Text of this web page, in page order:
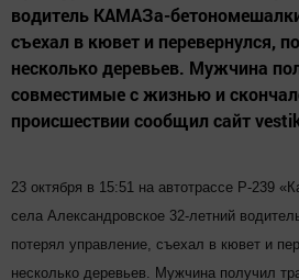
водитель КАМАЗа-
съехал в кювет и перевернулся,
несколько деревьев. Мужчина
совместимые с жизнью и
происшествии сообщил сайт
23 октября в 15:51 на автотрассе Р-239
села Александровское 32-летний
потерял управление, съехал в кювет и
несколько деревьев. Мужчина получил